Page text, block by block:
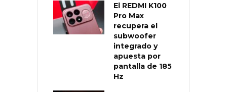
El REDMI K100
Pro Max
recupera el
subwoofer
integrado y
apuesta por
pantalla de 185
Hz